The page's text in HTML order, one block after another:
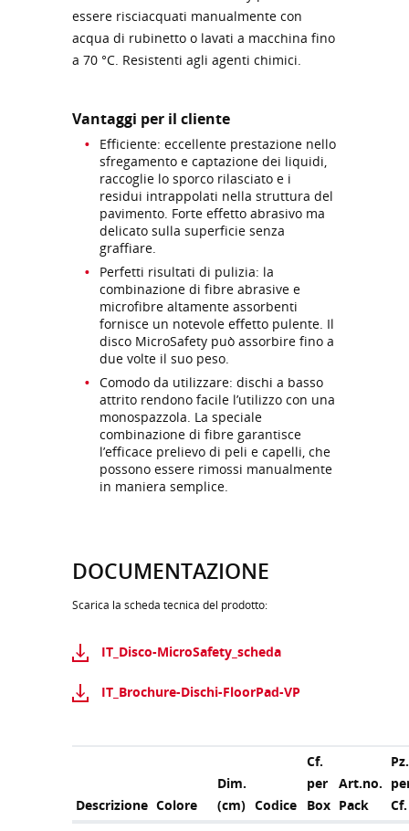
essere risciacquati manualmente con
acqua di rubinetto o lavati a macchina fino
a 70 °C. Resistenti agli agenti chimici.
Vantaggi per il cliente
Efficiente: eccellente prestazione nello
sfregamento e captazione dei liquidi,
raccoglie lo sporco rilasciato e i
residui intrappolati nella struttura del
pavimento. Forte effetto abrasivo ma
delicato sulla superficie senza
graffiare.
Perfetti risultati di pulizia: la
combinazione di fibre abrasive e
microfibre altamente assorbenti
fornisce un notevole effetto pulente. Il
disco MicroSafety può assorbire fino a
due volte il suo peso.
Comodo da utilizzare: dischi a basso
attrito rendono facile l’utilizzo con una
monospazzola. La speciale
combinazione di fibre garantisce
l’efficace prelievo di peli e capelli, che
possono essere rimossi manualmente
in maniera semplice.
DOCUMENTAZIONE
Scarica la scheda tecnica del prodotto:
IT_Disco-MicroSafety_scheda
IT_Brochure-Dischi-FloorPad-VP
Descrizione Colore
Dim.
(cm) Codice
Cf.
per
Box
Art.no.
Pack
Pz.
Cf.